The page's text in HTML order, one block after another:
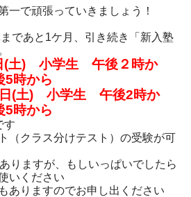
一で頑張っていきましょう！
であと1ケ月、引き続き「新入塾
(土) 小学生 午後２時か
から
(土) 小学生 午後2時か
から
す
（クラス分けテスト）の受験が可
りますが、もしいっぱいでしたら
いください
ありますのでお申し出ください